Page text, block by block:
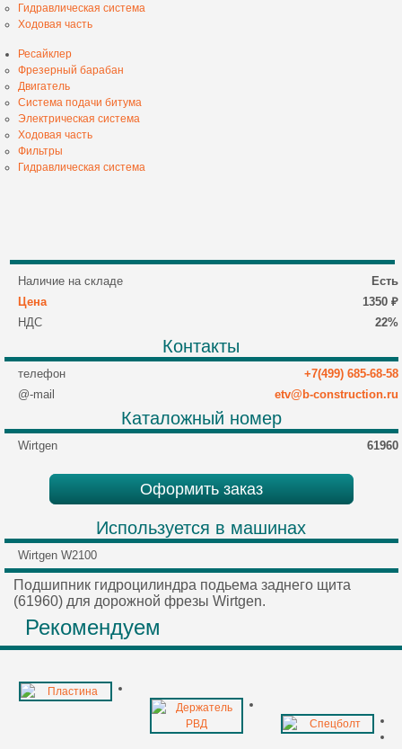
Гидравлическая система
Ходовая часть
Ресайклер
Фрезерный барабан
Двигатель
Система подачи битума
Электрическая система
Ходовая часть
Фильтры
Гидравлическая система
Наличие на складе
Есть
Цена
1350 ₽
НДС
22%
Контакты
телефон
+7(499) 685-68-58
@-mail
etv@b-construction.ru
Каталожный номер
Wirtgen 61960
Оформить заказ
Используется в машинах
Wirtgen W2100
Подшипник гидроцилиндра подьема заднего щита
(61960) для дорожной фрезы Wirtgen.
Рекомендуем